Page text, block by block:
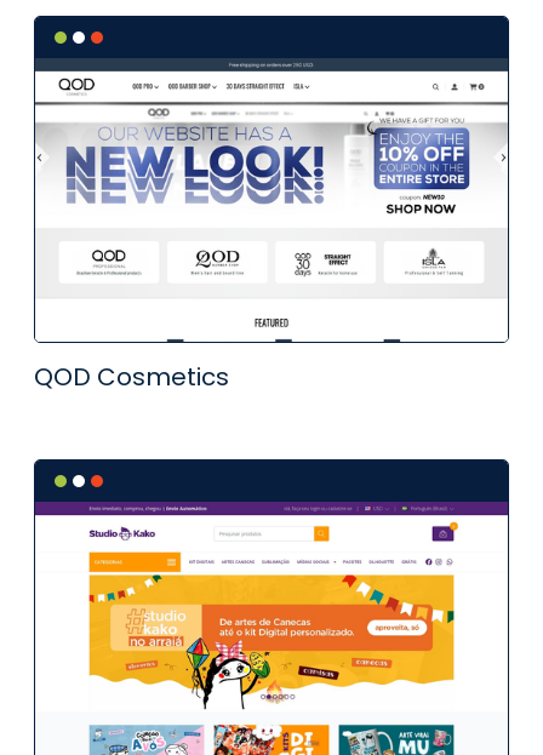
QOD Cosmetics